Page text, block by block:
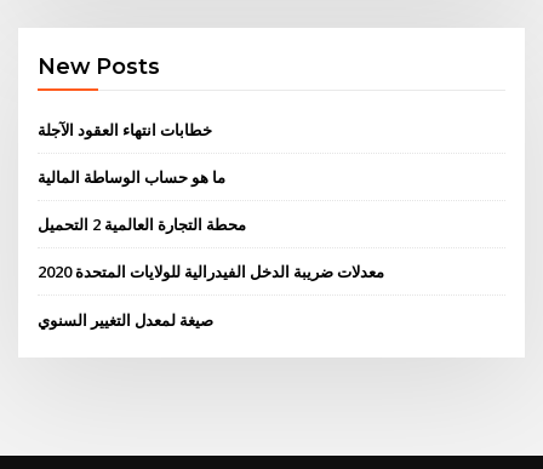
New Posts
خطابات انتهاء العقود الآجلة
ما هو حساب الوساطة المالية
محطة التجارة العالمية 2 التحميل
معدلات ضريبة الدخل الفيدرالية للولايات المتحدة 2020
صيغة لمعدل التغيير السنوي